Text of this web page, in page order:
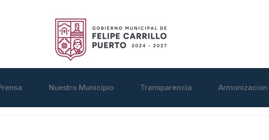
Nuestro Municipio Transparencia